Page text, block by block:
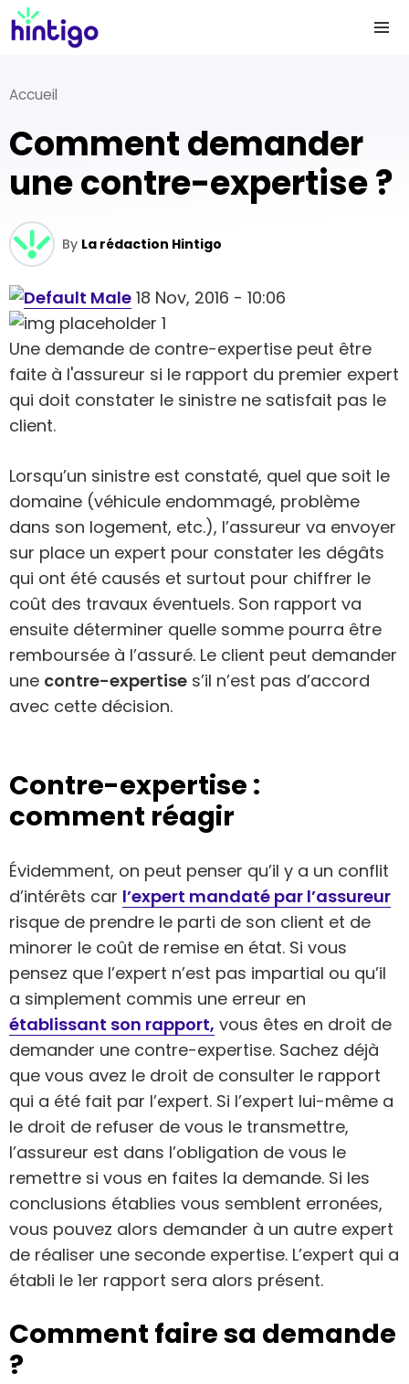
Accueil
Comment demander
une contre-expertise ?
By La rédaction Hintigo
18 Nov, 2016 - 10:06
Une demande de contre-expertise peut être
faite à l'assureur si le rapport du premier expert
qui doit constater le sinistre ne satisfait pas le
client.
Lorsqu’un sinistre est constaté, quel que soit le
domaine (véhicule endommagé, problème
dans son logement, etc.), l’assureur va envoyer
sur place un expert pour constater les dégâts
qui ont été causés et surtout pour chiffrer le
coût des travaux éventuels. Son rapport va
ensuite déterminer quelle somme pourra être
remboursée à l’assuré. Le client peut demander
une contre-expertise s’il n’est pas d’accord
avec cette décision.
Contre-expertise :
comment réagir
Évidemment, on peut penser qu’il y a un conflit
d’intérêts car l’expert mandaté par l’assureur
risque de prendre le parti de son client et de
minorer le coût de remise en état. Si vous
pensez que l’expert n’est pas impartial ou qu’il
a simplement commis une erreur en
établissant son rapport, vous êtes en droit de
demander une contre-expertise. Sachez déjà
que vous avez le droit de consulter le rapport
qui a été fait par l’expert. Si l’expert lui-même a
le droit de refuser de vous le transmettre,
l’assureur est dans l’obligation de vous le
remettre si vous en faites la demande. Si les
conclusions établies vous semblent erronées,
vous pouvez alors demander à un autre expert
de réaliser une seconde expertise. L’expert qui a
établi le 1er rapport sera alors présent.
Comment faire sa demande
?